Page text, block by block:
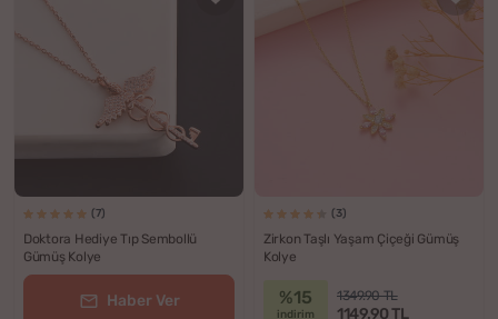
(7)
Doktora Hediye Tıp Sembollü
Gümüş Kolye
Haber Ver
(3)
Zirkon Taşlı Yaşam Çiçeği Gümüş
Kolye
%15
indirim
1349.90 TL
1149.90 TL